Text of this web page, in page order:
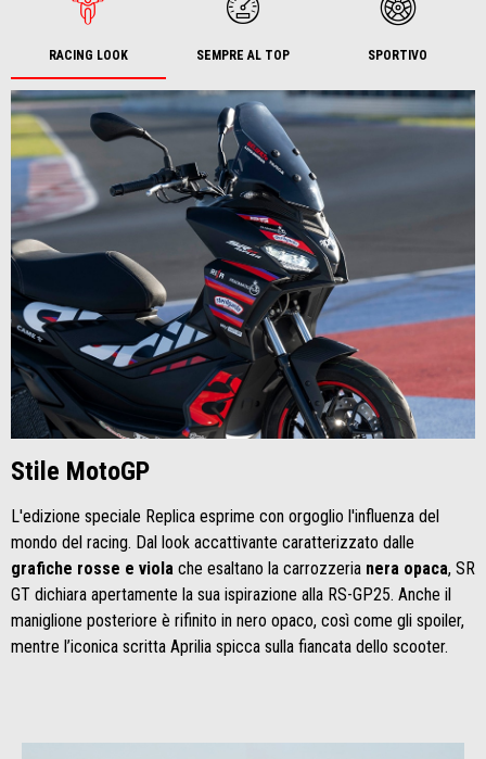
RACING LOOK SEMPRE AL TOP SPORTIVO
Stile MotoGP
L'edizione speciale Replica esprime con orgoglio l'influenza del
mondo del racing. Dal look accattivante caratterizzato dalle
grafiche rosse e viola che esaltano la carrozzeria nera opaca, SR
GT dichiara apertamente la sua ispirazione alla RS-GP25. Anche il
maniglione posteriore è rifinito in nero opaco, così come gli spoiler,
mentre l’iconica scritta Aprilia spicca sulla fiancata dello scooter.